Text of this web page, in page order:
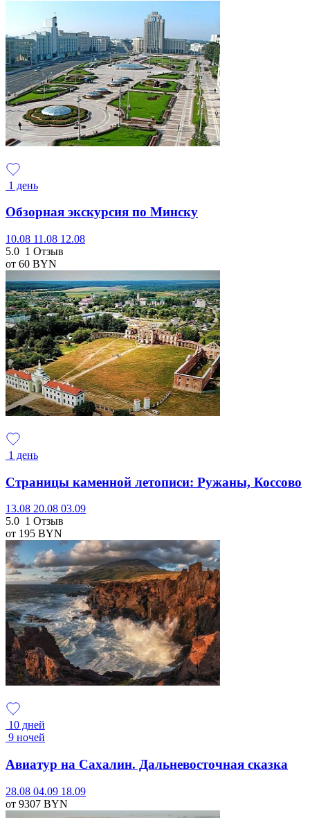
1 день
Обзорная экскурсия по Минску
10.08 11.08 12.08
5.0 1 Отзыв
от 60 BYN
1 день
Страницы каменной летописи: Ружаны, Коссово
13.08 20.08 03.09
5.0 1 Отзыв
от 195 BYN
10 дней
9 ночей
Авиатур на Сахалин. Дальневосточная сказка
28.08 04.09 18.09
от 9307 BYN